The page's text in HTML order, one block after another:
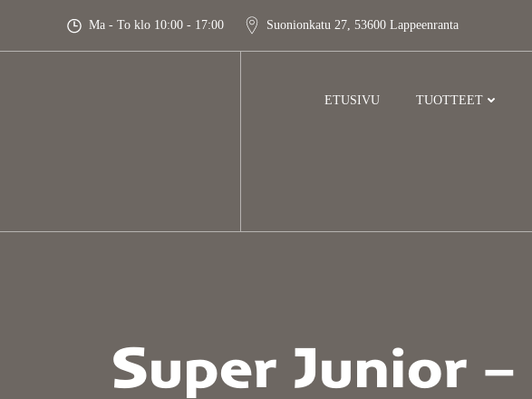
content
Ma - To klo 10:00 - 17:00 Suonionkatu 27, 53600 Lappeenranta
ETUSIVU TUOTTEET
Super Junior